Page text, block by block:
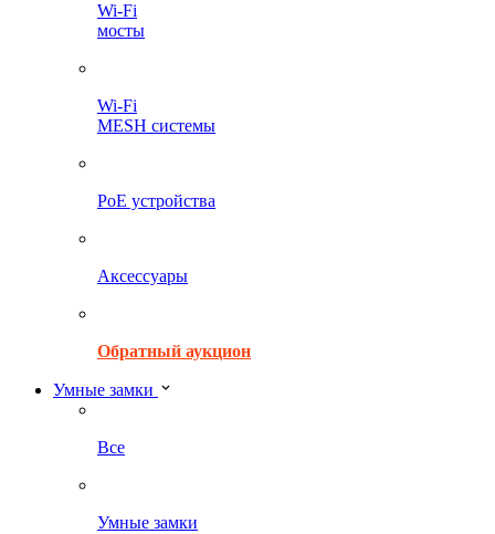
Wi-Fi
мосты
Wi-Fi
MESH системы
PoE устройства
Аксессуары
Обратный аукцион
Умные замки
Все
Умные замки